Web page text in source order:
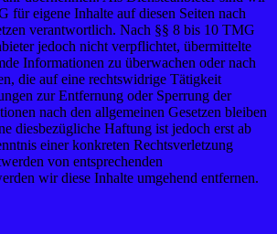
für eigene Inhalte auf diesen Seiten nach
verantwortlich. Nach §§ 8 bis 10 TMG
jedoch nicht verpflichtet, übermittelte
Informationen zu überwachen oder nach
die auf eine rechtswidrige Tätigkeit
zur Entfernung oder Sperrung der
nach den allgemeinen Gesetzen bleiben
diesbezügliche Haftung ist jedoch erst ab
einer konkreten Rechtsverletzung
von entsprechenden
wir diese Inhalte umgehend entfernen.